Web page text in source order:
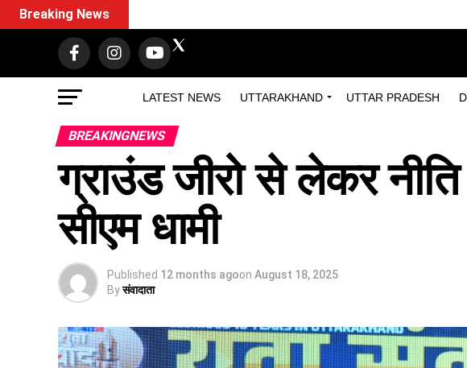
LATEST NEWS UTTARAKHAND UTTAR PRADESH
Breaking News
BREAKINGNEWS
ग्राउंड जीरो से लेकर
सीएम धामी
Published 12 months agoon August 18, 2025
Byसंवादाता